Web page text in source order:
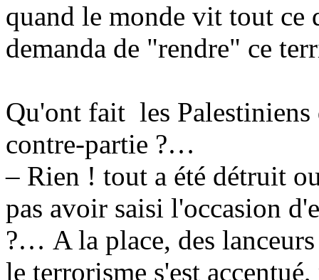
quand le monde vit tout
demanda de "rendre" ce
Qu'ont fait les Palestiniens
contre-partie ?…
– Rien ! tout a été détruit
pas avoir saisi l'occasion
?… A la place, des
le terrorisme s'est